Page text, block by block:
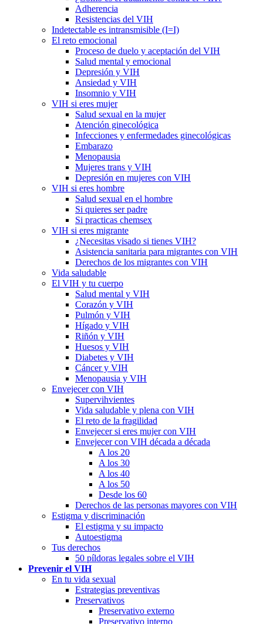
Adherencia
Resistencias del VIH
Indetectable es intransmisible (I=I)
El reto emocional
Proceso de duelo y aceptación del VIH
Salud mental y emocional
Depresión y VIH
Ansiedad y VIH
Insomnio y VIH
VIH si eres mujer
Salud sexual en la mujer
Atención ginecológica
Infecciones y enfermedades ginecológicas
Embarazo
Menopausia
Mujeres trans y VIH
Depresión en mujeres con VIH
VIH si eres hombre
Salud sexual en el hombre
Si quieres ser padre
Si practicas chemsex
VIH si eres migrante
¿Necesitas visado si tienes VIH?
Asistencia sanitaria para migrantes con VIH
Derechos de los migrantes con VIH
Vida saludable
El VIH y tu cuerpo
Salud mental y VIH
Corazón y VIH
Pulmón y VIH
Hígado y VIH
Riñón y VIH
Huesos y VIH
Diabetes y VIH
Cáncer y VIH
Menopausia y VIH
Envejecer con VIH
Supervihvientes
Vida saludable y plena con VIH
El reto de la fragilidad
Envejecer si eres mujer con VIH
Envejecer con VIH década a década
A los 20
A los 30
A los 40
A los 50
Desde los 60
Derechos de las personas mayores con VIH
Estigma y discriminación
El estigma y su impacto
Autoestigma
Tus derechos
50 píldoras legales sobre el VIH
Prevenir el VIH
En tu vida sexual
Estrategias preventivas
Preservativos
Preservativo externo
Preservativo interno